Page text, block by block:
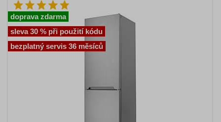
doprava zdarma
sleva 30 % při použití kódu
bezplatný servis 36 měsíců